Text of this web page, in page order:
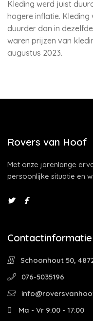
Kleding werd juist
hogere inflatie. Kleding
duurder dan in
waren prijzen van
augustus 2023.
Rovers van Hoof
Met onze jarenlange
persoonlijke situatie en
Contactinformatie
Schoonhout 50,
076-5035196
Ma - Vr 9:00 - 17:00